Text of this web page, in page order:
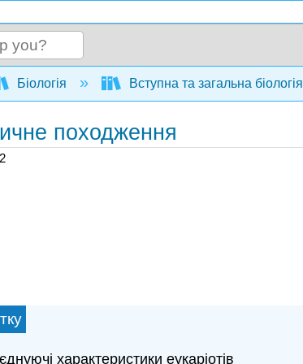
global hierarchy
Біологія Вступна та загальна біологія
походження
характеристики еукаріотів